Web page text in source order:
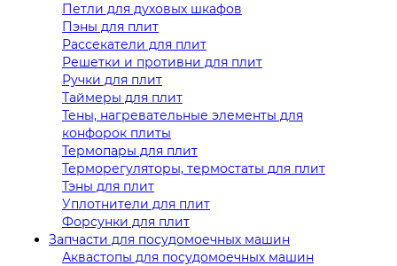
Петли для духовых шкафов
Пэны для плит
Рассекатели для плит
Решетки и противни для плит
Ручки для плит
Таймеры для плит
Тены, нагревательные элементы для
конфорок плиты
Термопары для плит
Терморегуляторы, термостаты для плит
Тэны для плит
Уплотнители для плит
Форсунки для плит
Запчасти для посудомоечных машин
Аквастопы для посудомоечных машин